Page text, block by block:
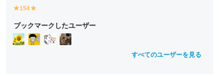
y
ll
o
w
154
ll
o
w
ブックマークしたユーザー
すべてのユーザーを見る